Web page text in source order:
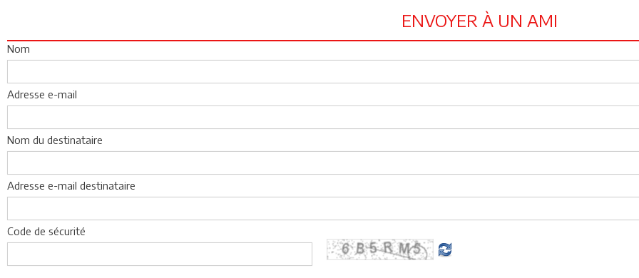
ENVOYER À UN AMI
Nom
Adresse e-mail
Nom du destinataire
Adresse e-mail destinataire
Code de sécurité